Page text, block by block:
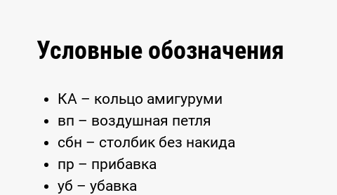
Условные обозначения
КА – кольцо амигуруми
вп – воздушная петля
сбн – столбик без накида
пр – прибавка
уб – убавка